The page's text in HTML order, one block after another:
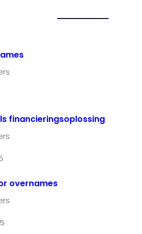
financieringsoplossing
overnames